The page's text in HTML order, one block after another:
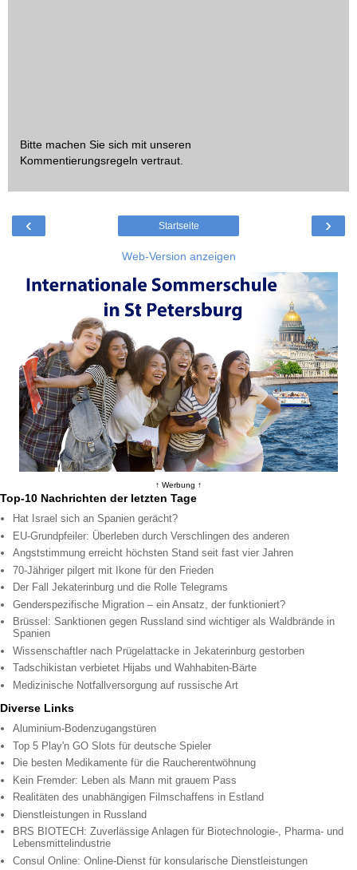
Bitte machen Sie sich mit unseren
Kommentierungsregeln vertraut.
‹ ›
Startseite
Web-Version anzeigen
↑ Werbung ↑
Top-10 Nachrichten der letzten Tage
Hat Israel sich an Spanien gerächt?
EU-Grundpfeiler: Überleben durch Verschlingen des anderen
Angststimmung erreicht höchsten Stand seit fast vier Jahren
70-Jähriger pilgert mit Ikone für den Frieden
Der Fall Jekaterinburg und die Rolle Telegrams
Genderspezifische Migration – ein Ansatz, der funktioniert?
Brüssel: Sanktionen gegen Russland sind wichtiger als Waldbrände in
Spanien
Wissenschaftler nach Prügelattacke in Jekaterinburg gestorben
Tadschikistan verbietet Hijabs und Wahhabiten-Bärte
Medizinische Notfallversorgung auf russische Art
Diverse Links
Aluminium-Bodenzugangstüren
Top 5 Play'n GO Slots für deutsche Spieler
Die besten Medikamente für die Raucherentwöhnung
Kein Fremder: Leben als Mann mit grauem Pass
Realitäten des unabhängigen Filmschaffens in Estland
Dienstleistungen in Russland
BRS BIOTECH: Zuverlässige Anlagen für Biotechnologie-, Pharma- und
Lebensmittelindustrie
Consul Online: Online-Dienst für konsularische Dienstleistungen